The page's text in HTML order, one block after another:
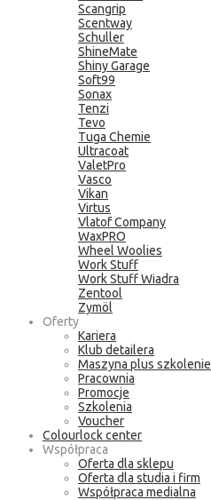
Scangrip
Scentway
Schuller
ShineMate
Shiny Garage
Soft99
Sonax
Tenzi
Tevo
Tuga Chemie
Ultracoat
ValetPro
Vasco
Vikan
Virtus
Vlatof Company
WaxPRO
Wheel Woolies
Work Stuff
Work Stuff Wiadra
Zentool
Zymöl
Oferty
Kariera
Klub detailera
Maszyna plus szkolenie
Pracownia
Promocje
Szkolenia
Voucher
Colourlock center
Współpraca
Oferta dla sklepu
Oferta dla studia i firm
Współpraca medialna